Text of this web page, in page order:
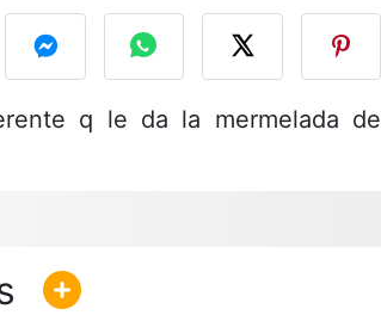
q le da la mermelada de